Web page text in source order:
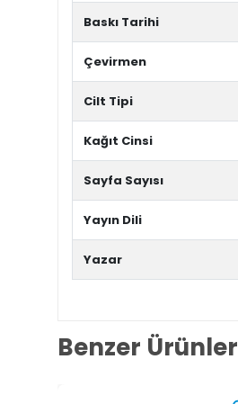
Baskı Tarihi
Çevirmen
Cilt Tipi
Kağıt Cinsi
Sayfa Sayısı
Yayın Dili
Yazar
Benzer Ürünler